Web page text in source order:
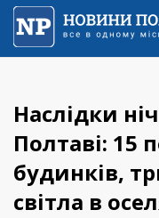
Наслідки
Полтаві:
будинків,
світла в